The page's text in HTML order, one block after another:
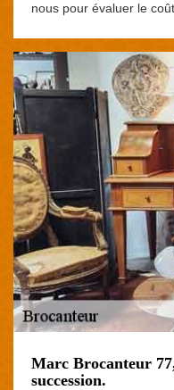
nous pour évaluer le
Marc Brocanteur
succession.